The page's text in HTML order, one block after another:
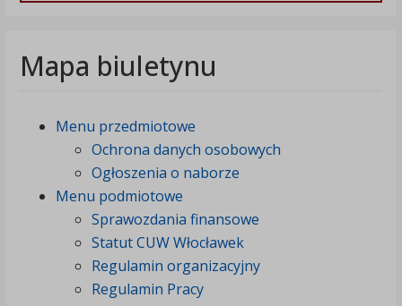
Mapa biuletynu
Menu przedmiotowe
Ochrona danych osobowych
Ogłoszenia o naborze
Menu podmiotowe
Sprawozdania finansowe
Statut CUW Włocławek
Regulamin organizacyjny
Regulamin Pracy